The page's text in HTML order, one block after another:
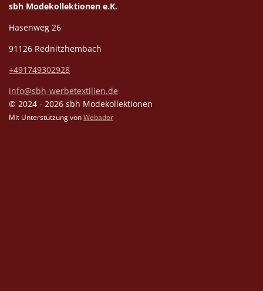
sbh Modekollektionen e.K.
Hasenweg 26
91126 Rednitzhembach
+491749302928
info@sbh-werbetextilien.de
© 2024 - 2026 sbh Modekollektionen
Mit Unterstützung von Webador